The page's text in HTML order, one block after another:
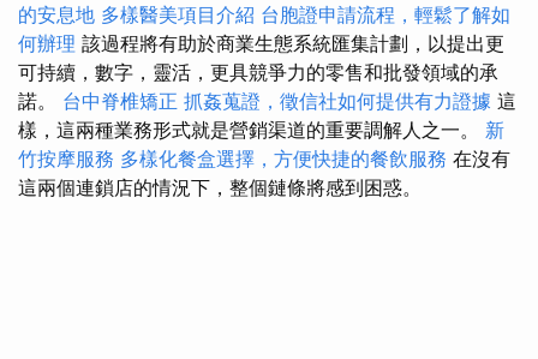
的安息地 多樣醫美項目介紹 台胞證申請流程，輕鬆了解如
何辦理 該過程將有助於商業生態系統匯集計劃，以提出更
可持續，數字，靈活，更具競爭力的零售和批發領域的承
諾。 台中脊椎矯正 抓姦蒐證，徵信社如何提供有力證據 這
樣，這兩種業務形式就是營銷渠道的重要調解人之一。 新
竹按摩服務 多樣化餐盒選擇，方便快捷的餐飲服務 在沒有
這兩個連鎖店的情況下，整個鏈條將感到困惑。